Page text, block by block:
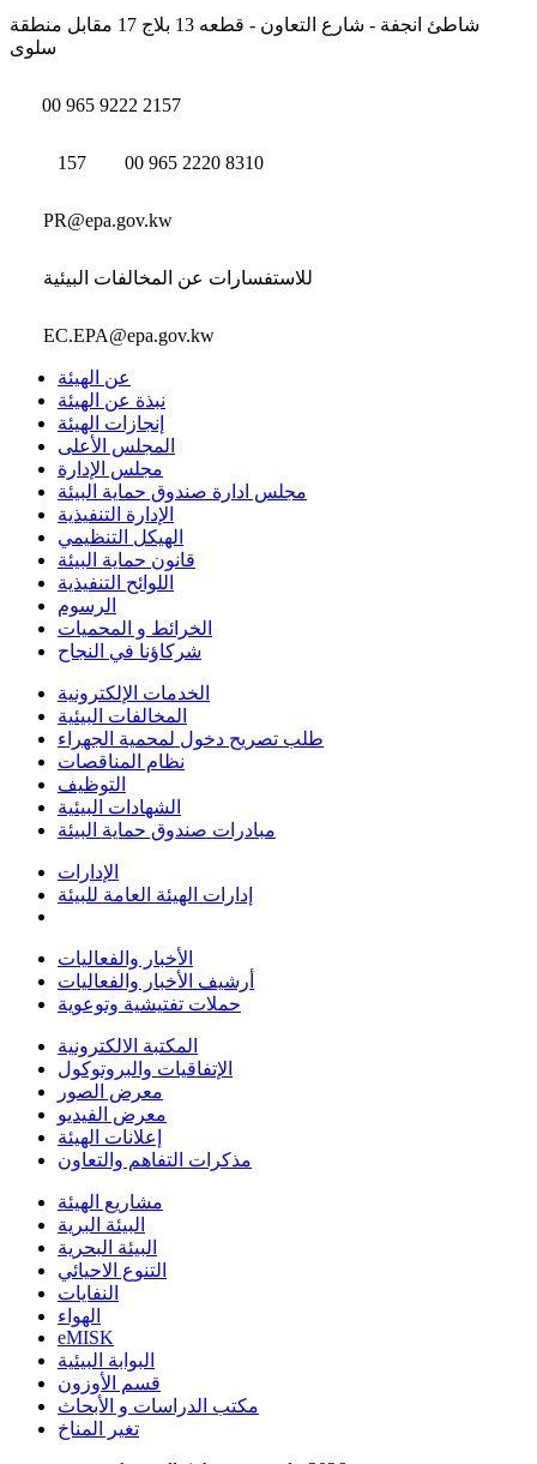
شاطئ انجفة - شارع التعاون - قطعه 13 بلاج 17 مقابل منطقة
سلوى
00 965 9222 2157
157 00 965 2220 8310
PR@epa.gov.kw
للاستفسارات عن المخالفات البيئية
EC.EPA@epa.gov.kw
عن الهيئة
نبذة عن الهيئة
إنجازات الهيئة
المجلس الأعلى
مجلس الإدارة
مجلس ادارة صندوق حماية البيئة
الإدارة التنفيذية
الهيكل التنظيمي
قانون حماية البيئة
اللوائح التنفيذية
الرسوم
الخرائط و المحميات
شركاؤنا في النجاح
الخدمات الإلكترونية
المخالفات البيئية
طلب تصريح دخول لمحمية الجهراء
نظام المناقصات
التوظيف
الشهادات البيئية
مبادرات صندوق حماية البيئة
الإدارات
إدارات الهيئة العامة للبيئة
الأخبار والفعاليات
أرشيف الأخبار والفعاليات
حملات تفتيشية وتوعوية
المكتبة الالكترونية
الإتفاقيات والبروتوكول
معرض الصور
معرض الفيديو
إعلانات الهيئة
مذكرات التفاهم والتعاون
مشاريع الهيئة
البيئة البرية
البيئة البحرية
التنوع الاحيائي
النفايات
الهواء
eMISK
البوابة البيئية
قسم الأوزون
مكتب الدراسات و الأبحاث
تغير المناخ